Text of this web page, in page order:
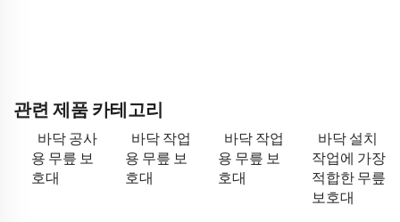
관련 제품 카테고리
바닥 공사
용 무릎 보
호대
바닥 작업
용 무릎 보
호대
바닥 작업
용 무릎 보
호대
바닥 설치
작업에 가장
적합한 무릎
보호대